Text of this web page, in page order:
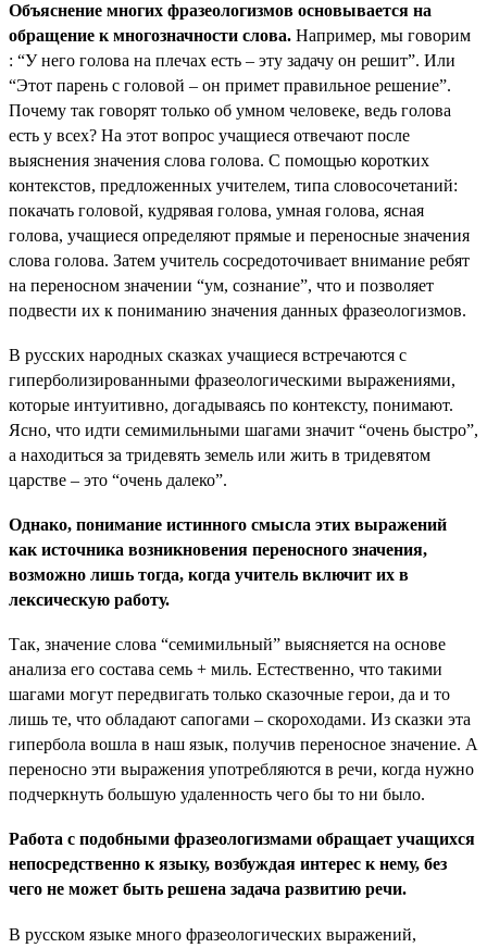
Объяснение многих фразеологизмов основывается на
обращение к многозначности слова. Например, мы говорим
: “У него голова на плечах есть – эту задачу он решит”. Или
“Этот парень с головой – он примет правильное решение”.
Почему так говорят только об умном человеке, ведь голова
есть у всех? На этот вопрос учащиеся отвечают после
выяснения значения слова голова. С помощью коротких
контекстов, предложенных учителем, типа словосочетаний:
покачать головой, кудрявая голова, умная голова, ясная
голова, учащиеся определяют прямые и переносные значения
слова голова. Затем учитель сосредоточивает внимание ребят
на переносном значении “ум, сознание”, что и позволяет
подвести их к пониманию значения данных фразеологизмов.
В русских народных сказках учащиеся встречаются с
гиперболизированными фразеологическими выражениями,
которые интуитивно, догадываясь по контексту, понимают.
Ясно, что идти семимильными шагами значит “очень быстро”,
а находиться за тридевять земель или жить в тридевятом
царстве – это “очень далеко”.
Однако, понимание истинного смысла этих выражений
как источника возникновения переносного значения,
возможно лишь тогда, когда учитель включит их в
лексическую работу.
Так, значение слова “семимильный” выясняется на основе
анализа его состава семь + миль. Естественно, что такими
шагами могут передвигать только сказочные герои, да и то
лишь те, что обладают сапогами – скороходами. Из сказки эта
гипербола вошла в наш язык, получив переносное значение. А
переносно эти выражения употребляются в речи, когда нужно
подчеркнуть большую удаленность чего бы то ни было.
Работа с подобными фразеологизмами обращает учащихся
непосредственно к языку, возбуждая интерес к нему, без
чего не может быть решена задача развитию речи.
В русском языке много фразеологических выражений,